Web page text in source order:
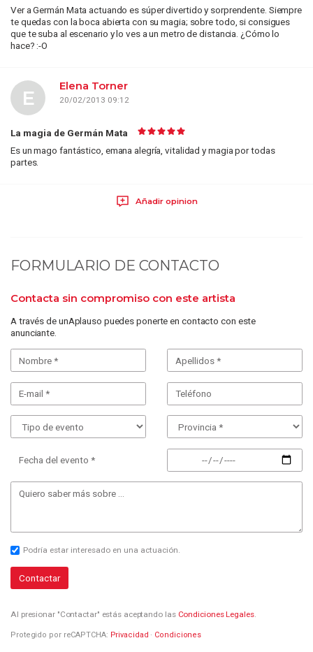
Ver a Germán Mata actuando es súper divertido y sorprendente. Siempre
te quedas con la boca abierta con su magia; sobre todo, si consigues
que te suba al escenario y lo ves a un metro de distancia. ¿Cómo lo
hace? :-O
Elena Torner
20/02/2013 09:12
E
La magia de Germán Mata
Es un mago fantástico, emana alegría, vitalidad y magia por todas
partes.
Añadir opinion
FORMULARIO DE CONTACTO
Contacta sin compromiso con este artista
A través de unAplauso puedes ponerte en contacto con este
anunciante.
Fecha del evento *
Podría estar interesado en una actuación.
Contactar
Al presionar "Contactar" estás aceptando las Condiciones Legales.
Protegido por reCAPTCHA: Privacidad · Condiciones